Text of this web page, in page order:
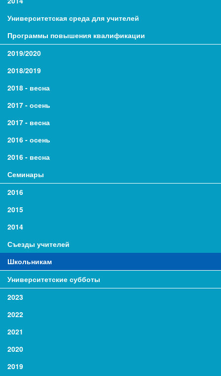
Университетская среда для учителей
Программы повышения квалификации
2019/2020
2018/2019
2018 - весна
2017 - осень
2017 - весна
2016 - осень
2016 - весна
Семинары
2016
2015
2014
Съезды учителей
Школьникам
Университетские субботы
2023
2022
2021
2020
2019